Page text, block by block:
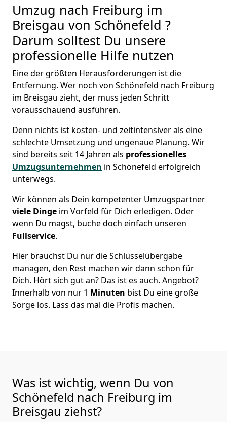
Umzug nach Freiburg im
Breisgau von Schönefeld ?
Darum solltest Du unsere
professionelle Hilfe nutzen
Eine der größten Herausforderungen ist die
Entfernung. Wer noch von Schönefeld nach Freiburg
im Breisgau zieht, der muss jeden Schritt
vorausschauend ausführen.
Denn nichts ist kosten- und zeitintensiver als eine
schlechte Umsetzung und ungenaue Planung. Wir
sind bereits seit 14 Jahren als professionelles
Umzugsunternehmen in Schönefeld erfolgreich
unterwegs.
Wir können als Dein kompetenter Umzugspartner
viele Dinge im Vorfeld für Dich erledigen. Oder
wenn Du magst, buche doch einfach unseren
Fullservice.
Hier brauchst Du nur die Schlüsselübergabe
managen, den Rest machen wir dann schon für
Dich. Hört sich gut an? Das ist es auch. Angebot?
Innerhalb von nur 1 Minuten bist Du eine große
Sorge los. Lass das mal die Profis machen.
Was ist wichtig, wenn Du von
Schönefeld nach Freiburg im
Breisgau ziehst?